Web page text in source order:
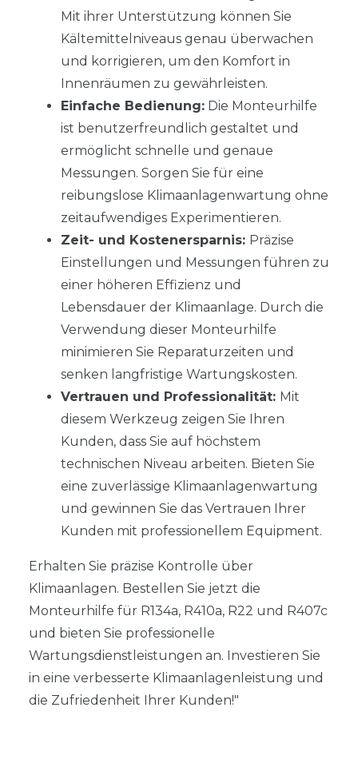
Mit ihrer Unterstützung können Sie
Kältemittelniveaus genau überwachen
und korrigieren, um den Komfort in
Innenräumen zu gewährleisten.
Einfache Bedienung: Die Monteurhilfe
ist benutzerfreundlich gestaltet und
ermöglicht schnelle und genaue
Messungen. Sorgen Sie für eine
reibungslose Klimaanlagenwartung ohne
zeitaufwendiges Experimentieren.
Zeit- und Kostenersparnis: Präzise
Einstellungen und Messungen führen zu
einer höheren Effizienz und
Lebensdauer der Klimaanlage. Durch die
Verwendung dieser Monteurhilfe
minimieren Sie Reparaturzeiten und
senken langfristige Wartungskosten.
Vertrauen und Professionalität: Mit
diesem Werkzeug zeigen Sie Ihren
Kunden, dass Sie auf höchstem
technischen Niveau arbeiten. Bieten Sie
eine zuverlässige Klimaanlagenwartung
und gewinnen Sie das Vertrauen Ihrer
Kunden mit professionellem Equipment.
Erhalten Sie präzise Kontrolle über
Klimaanlagen. Bestellen Sie jetzt die
Monteurhilfe für R134a, R410a, R22 und R407c
und bieten Sie professionelle
Wartungsdienstleistungen an. Investieren Sie
in eine verbesserte Klimaanlagenleistung und
die Zufriedenheit Ihrer Kunden!"